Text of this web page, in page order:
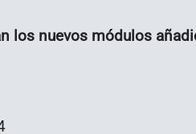
los nuevos módulos